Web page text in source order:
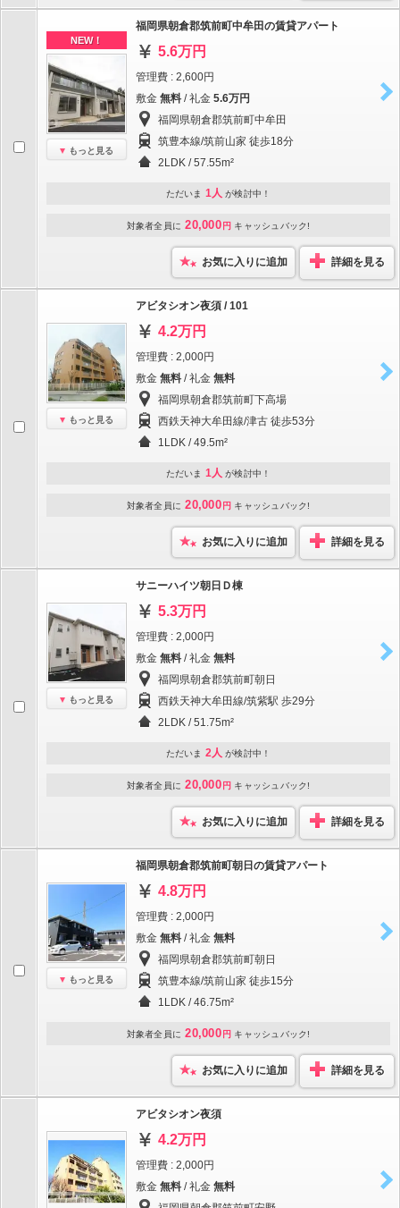
NEW！
もっと見る
福岡県朝倉郡筑前町中牟田の賃貸アパート
5.6万円
管理費 : 2,600円
敷金 無料 / 礼金 5.6万円
福岡県朝倉郡筑前町中牟田
筑豊本線/筑前山家 徒歩18分
2LDK / 57.55m²
ただいま 1人 が検討中！
対象者全員に 20,000 円 キャッシュバック!
お気に入りに追加 詳細を見る
もっと見る
アビタシオン夜須 / 101
4.2万円
管理費 : 2,000円
敷金 無料 / 礼金 無料
福岡県朝倉郡筑前町下高場
西鉄天神大牟田線/津古 徒歩53分
1LDK / 49.5m²
ただいま 1人 が検討中！
対象者全員に 20,000 円 キャッシュバック!
お気に入りに追加 詳細を見る
もっと見る
サニーハイツ朝日Ｄ棟
5.3万円
管理費 : 2,000円
敷金 無料 / 礼金 無料
福岡県朝倉郡筑前町朝日
西鉄天神大牟田線/筑紫駅 歩29分
2LDK / 51.75m²
ただいま 2人 が検討中！
対象者全員に 20,000 円 キャッシュバック!
お気に入りに追加 詳細を見る
もっと見る
福岡県朝倉郡筑前町朝日の賃貸アパート
4.8万円
管理費 : 2,000円
敷金 無料 / 礼金 無料
福岡県朝倉郡筑前町朝日
筑豊本線/筑前山家 徒歩15分
1LDK / 46.75m²
対象者全員に 20,000 円 キャッシュバック!
お気に入りに追加 詳細を見る
アビタシオン夜須
4.2万円
管理費 : 2,000円
敷金 無料 / 礼金 無料